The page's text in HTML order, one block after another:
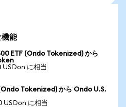
機能
ETF (Ondo Tokenized) から
USDon に相当
Tokenized) から Ondo U.S.
USDon に相当